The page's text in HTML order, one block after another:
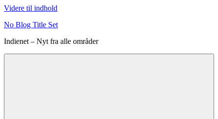
Videre til indhold
No Blog Title Set
Indienet – Nyt fra alle områder